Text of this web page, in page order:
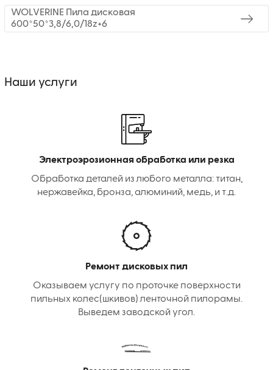
WOLVERINE Пила дисковая
600*50*3,8/6,0/18z+6
Наши услуги
Электроэрозионная обработка или резка
Обработка деталей из любого металла: титан,
нержавейка, бронза, алюминий, медь, и т.д.
Ремонт дисковых пил
Оказываем услугу по проточке поверхности
пильных колес(шкивов) ленточной пилорамы.
Выведем заводской угол.